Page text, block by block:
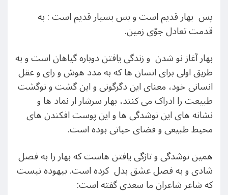
پس بهار قدیم است و بس بسیار قدیم است : به
قدمت تعادل جوّی زمین.
بهار آغاز نو شدن و زندگی یافتن دوباره گیاهان است و به
طریق اولی برای انسان ها که به مدد هوش و رای و عقل
انسانی خود، معنای این دگرگونی و این گشت و نوگشت
طبیعت را ادراک می کنند، بهار سرشار از نماد ها و
نشانه های این نوشدگی ها و این پوست افکندن های
محیط طبیعی و فضای حیاتی بوده است.
همین نوشدگی و تازگی یافتن هاست که بهار را به فصل
شادی و به فصل عشق بدل کرده است. بیهوده نیست
که شاعر شاعران ما سعدی گفته است: